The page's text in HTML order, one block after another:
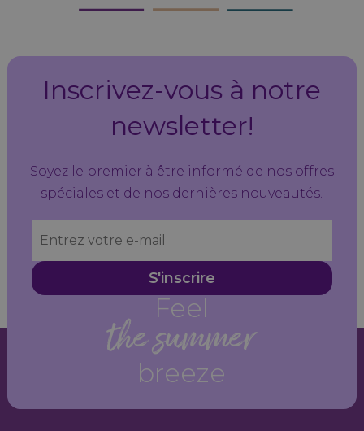
Inscrivez-vous à notre
newsletter!
Soyez le premier à être informé de nos offres
spéciales et de nos dernières nouveautés.
S'inscrire
Feel
the summer
breeze